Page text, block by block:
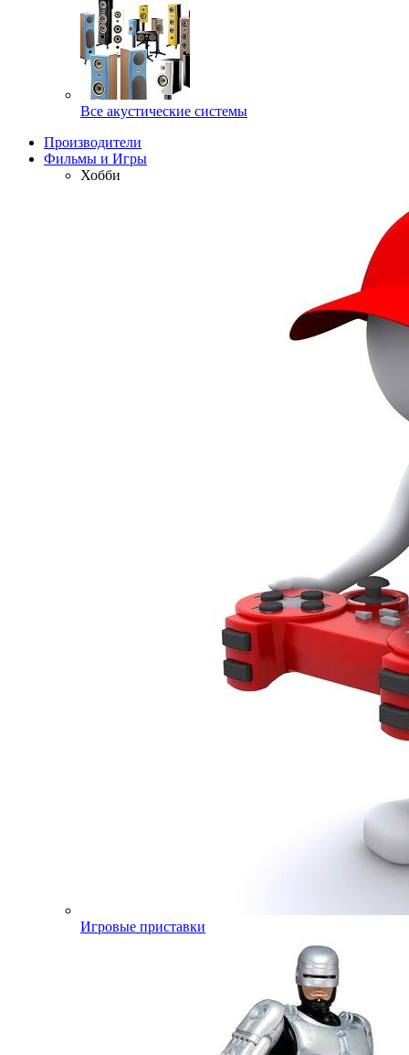
Все акустические системы
Производители
Фильмы и Игры
Хобби
Игровые приставки